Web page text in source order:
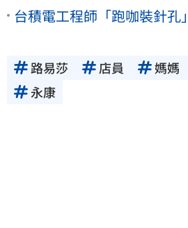
台積電工程師「跑咖裝針孔
路易莎 店員 媽媽
永康